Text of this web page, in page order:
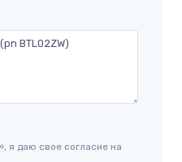
я даю свое согласие на